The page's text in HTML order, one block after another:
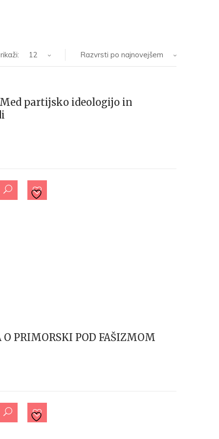
Razvrsti po najnovejšem
12
Med partijsko ideologijo in
O PRIMORSKI POD FAŠIZMOM